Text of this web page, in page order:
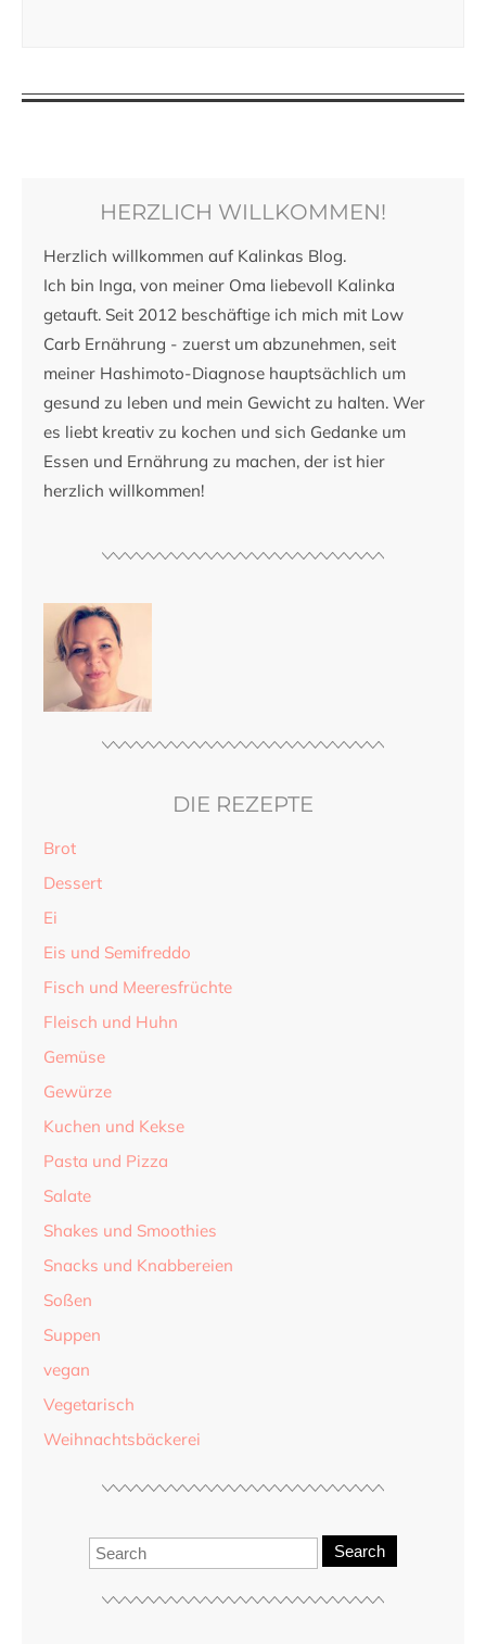
HERZLICH WILLKOMMEN!
Herzlich willkommen auf Kalinkas Blog.
Ich bin Inga, von meiner Oma liebevoll Kalinka
getauft. Seit 2012 beschäftige ich mich mit Low
Carb Ernährung - zuerst um abzunehmen, seit
meiner Hashimoto-Diagnose hauptsächlich um
gesund zu leben und mein Gewicht zu halten. Wer
es liebt kreativ zu kochen und sich Gedanke um
Essen und Ernährung zu machen, der ist hier
herzlich willkommen!
DIE REZEPTE
Brot
Dessert
Ei
Eis und Semifreddo
Fisch und Meeresfrüchte
Fleisch und Huhn
Gemüse
Gewürze
Kuchen und Kekse
Pasta und Pizza
Salate
Shakes und Smoothies
Snacks und Knabbereien
Soßen
Suppen
vegan
Vegetarisch
Weihnachtsbäckerei
Search